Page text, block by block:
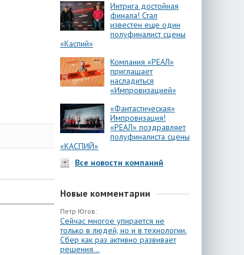
Интрига достойная
финала! Стал
известен еще один
полуфиналист сцены
«Каспий»
Компания «РЕАЛ»
приглашает
насладиться
«Импровизацией»
«Фантастическая»
Импровизация!
«РЕАЛ» поздравляет
полуфиналиста сцены
«КАСПИЙ»
Все новости компаний
Новые комментарии
Петр Югов:
Сейчас многое упирается не
только в людей, но и в технологии.
Сбер как раз активно развивает
решения...